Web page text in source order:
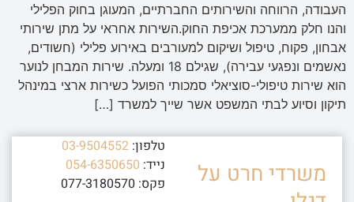
העבודה, הרווחה והשירותים החברתיים, המעוגן בחוק הפלילי
והנו חלק ממערכת אכיפת החוק.השירות אחראי על מתן שירותי
אבחון, פקוח, טיפול ושיקום למעורבים באירוע פלילי (חשודים,
נאשמים ונפגעי עבירה), שגילם 18 ומעלה. שירות המבחן לנוער
הוא שירות טיפולי-סוציאלי סמכותי הפועל כשירות ארצי במינהל
תיקון וסיוע לבתי המשפט אשר שייך למשרד […]
משרדי חרט על
טלפון: 03-9504552
נייד: 054-6350650
פקס: 077-3180570